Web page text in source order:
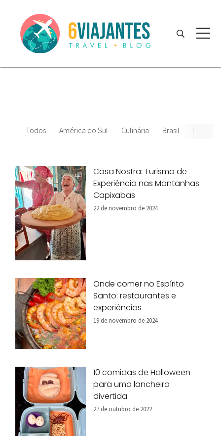
Todos América do Sul Culinária Brasil
Casa Nostra: Turismo de
Experiência nas Montanhas
Capixabas
22 de novembro de 2024
Onde comer no Espírito
Santo: restaurantes e
experiências
19 de novembro de 2024
10 comidas de Halloween
para uma lancheira
divertida
27 de outubro de 2022